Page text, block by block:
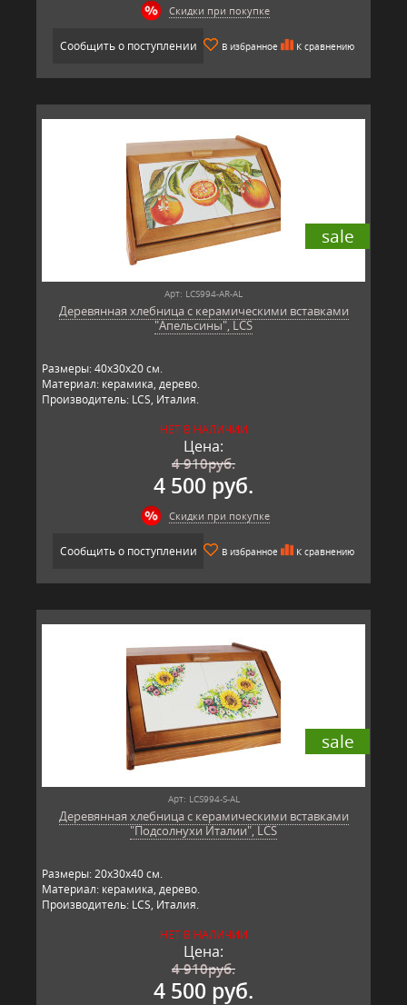
Скидки при покупке
Сообщить о поступлении В избранное К сравнению
sale
Арт: LCS994-AR-AL
Деревянная хлебница с керамическими вставками
"Апельсины", LCS
Размеры: 40х30х20 см.
Материал: керамика, дерево.
Производитель: LCS, Италия.
НЕТ В НАЛИЧИИ
Цена:
4 910руб.
4 500 руб.
Скидки при покупке
Сообщить о поступлении В избранное К сравнению
sale
Арт: LCS994-S-AL
Деревянная хлебница с керамическими вставками
"Подсолнухи Италии", LCS
Размеры: 20х30х40 см.
Материал: керамика, дерево.
Производитель: LCS, Италия.
НЕТ В НАЛИЧИИ
Цена:
4 910руб.
4 500 руб.